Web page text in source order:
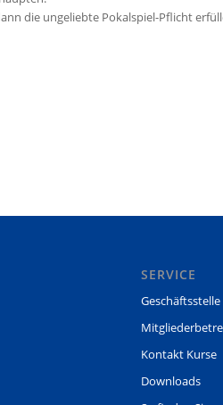
die ungeliebte Pokalspiel-Pflicht
SERVICE
Geschäftsstelle
Kontakt Kurse
Downloads